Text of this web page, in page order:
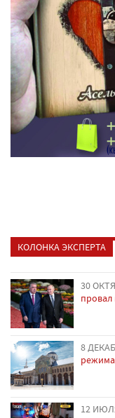
КОЛОНКА ЭКСПЕРТА
30
провал
8
режима
12